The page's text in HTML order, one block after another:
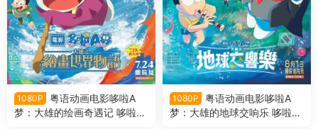
1080P
粤语动画电影哆啦A
梦：大雄的绘画奇遇记 哆啦A
1080P
粤语动画电影哆啦A
梦：大雄的地球交响乐 哆啦A